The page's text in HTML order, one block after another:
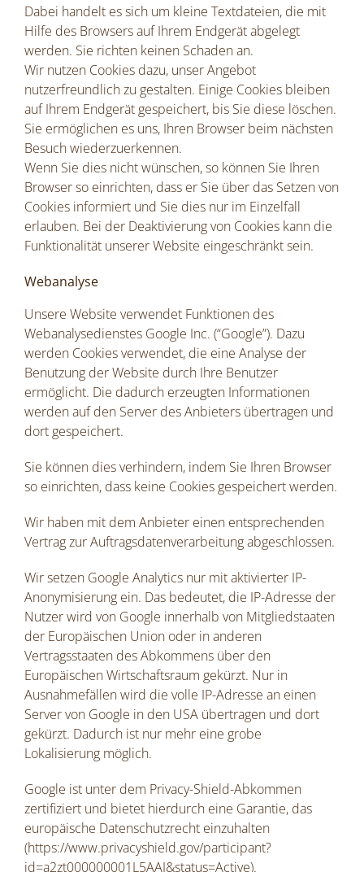
Dabei handelt es sich um kleine Textdateien, die mit
Hilfe des Browsers auf Ihrem Endgerät abgelegt
werden. Sie richten keinen Schaden an.
Wir nutzen Cookies dazu, unser Angebot
nutzerfreundlich zu gestalten. Einige Cookies bleiben
auf Ihrem Endgerät gespeichert, bis Sie diese löschen.
Sie ermöglichen es uns, Ihren Browser beim nächsten
Besuch wiederzuerkennen.
Wenn Sie dies nicht wünschen, so können Sie Ihren
Browser so einrichten, dass er Sie über das Setzen von
Cookies informiert und Sie dies nur im Einzelfall
erlauben. Bei der Deaktivierung von Cookies kann die
Funktionalität unserer Website eingeschränkt sein.
Webanalyse
Unsere Website verwendet Funktionen des
Webanalysedienstes Google Inc. (“Google”). Dazu
werden Cookies verwendet, die eine Analyse der
Benutzung der Website durch Ihre Benutzer
ermöglicht. Die dadurch erzeugten Informationen
werden auf den Server des Anbieters übertragen und
dort gespeichert.
Sie können dies verhindern, indem Sie Ihren Browser
so einrichten, dass keine Cookies gespeichert werden.
Wir haben mit dem Anbieter einen entsprechenden
Vertrag zur Auftragsdatenverarbeitung abgeschlossen.
Wir setzen Google Analytics nur mit aktivierter IP-
Anonymisierung ein. Das bedeutet, die IP-Adresse der
Nutzer wird von Google innerhalb von Mitgliedstaaten
der Europäischen Union oder in anderen
Vertragsstaaten des Abkommens über den
Europäischen Wirtschaftsraum gekürzt. Nur in
Ausnahmefällen wird die volle IP-Adresse an einen
Server von Google in den USA übertragen und dort
gekürzt. Dadurch ist nur mehr eine grobe
Lokalisierung möglich.
Google ist unter dem Privacy-Shield-Abkommen
zertifiziert und bietet hierdurch eine Garantie, das
europäische Datenschutzrecht einzuhalten
(https://www.privacyshield.gov/participant?
id=a2zt000000001L5AAI&status=Active).